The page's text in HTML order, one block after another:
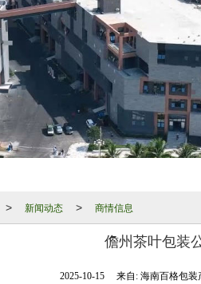
> 新闻动态 > 商情信息
儋州茶叶包装
2025-10-15 来自:海南百格包装